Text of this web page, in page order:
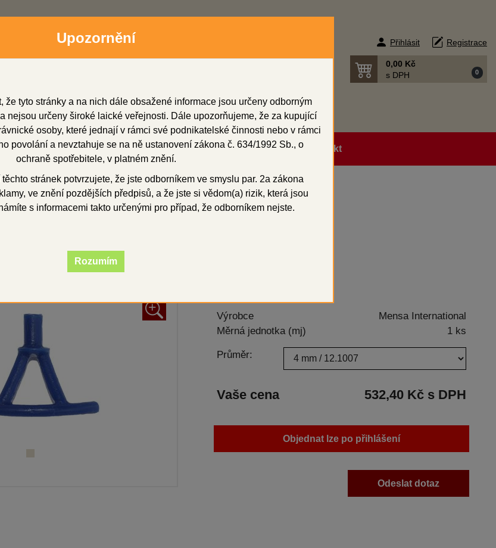
Přihlásit Registrace
0,00 Kč
s DPH
0
Soubory ke stažení O firmě Obchodní podmínky Kontakt
voskové předtvary pro vtokový systém Voskové vtoky zahnuté 50 ks
+
Výrobce
Mensa International
Měrná jednotka (mj)
1 ks
Průměr:
Vaše cena 532,40 Kč s DPH
Objednat lze po přihlášení
Odeslat dotaz
Upozornění
že tyto stránky a na nich dále obsažené informace jsou určeny odborným
nejsou určeny široké laické veřejnosti. Dále upozorňujeme, že za kupující
osoby, které jednají v rámci své podnikatelské činnosti nebo v rámci
povolání a nevztahuje se na ně ustanovení zákona č. 634/1992 Sb., o
ochraně spotřebitele, v platném znění.
stránek potvrzujete, že jste odborníkem ve smyslu par. 2a zákona
ve znění pozdějších předpisů, a že jste si vědom(a) rizik, která jsou
s informacemi takto určenými pro případ, že odborníkem nejste.
Rozumím